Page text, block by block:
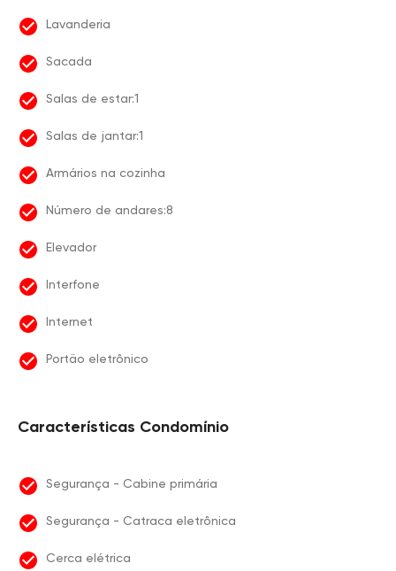
Lavanderia
Sacada
Salas de estar:1
Salas de jantar:1
Armários na cozinha
Número de andares:8
Elevador
Interfone
Internet
Portão eletrônico
Características Condomínio
Segurança - Cabine primária
Segurança - Catraca eletrônica
Cerca elétrica